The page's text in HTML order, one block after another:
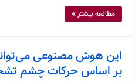
مطالعه بیشتر »
این هوش مصنوعی
بر اساس حرکات چشم